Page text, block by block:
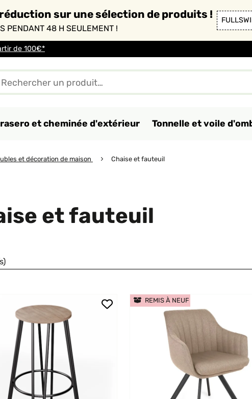
réduction sur une sélection de produits !
PENDANT 48 H SEULEMENT !
de 100€*
et cheminée d'extérieur Tonnelle et voile
et décoration de maison Chaise et fauteuil
et fauteuil
REMIS À NEUF